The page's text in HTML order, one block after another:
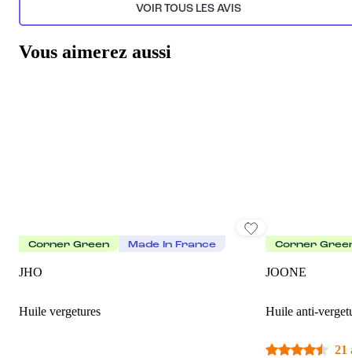
VOIR TOUS LES AVIS
Vous aimerez aussi
Corner Green Made In France
JHO
Huile vergetures
Corner
JOONE
Huile anti-
21